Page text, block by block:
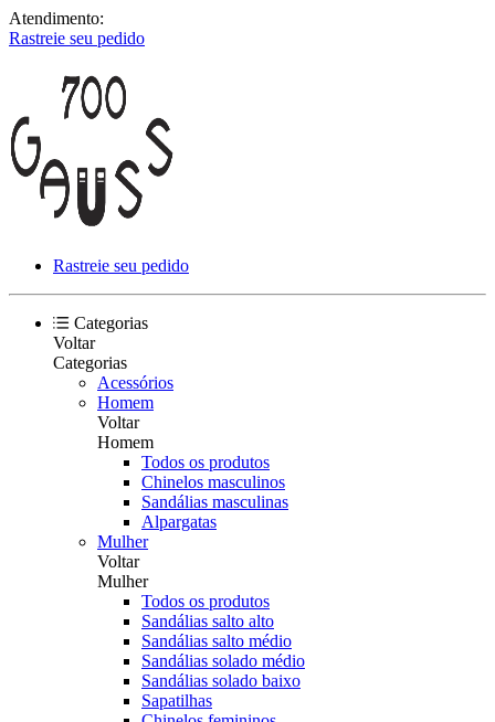
Atendimento:
Rastreie seu pedido
Rastreie seu pedido
Categorias
Voltar
Categorias
Acessórios
Homem
Voltar
Homem
Todos os produtos
Chinelos masculinos
Sandálias masculinas
Alpargatas
Mulher
Voltar
Mulher
Todos os produtos
Sandálias salto alto
Sandálias salto médio
Sandálias solado médio
Sandálias solado baixo
Sapatilhas